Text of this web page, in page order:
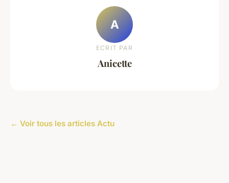
A
ECRIT PAR
Anicette
← Voir tous les articles Actu